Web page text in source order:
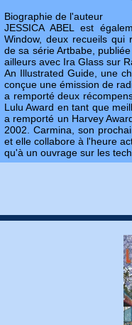
Biographie de l'auteur
JESSICA ABEL est
Window, deux recueils qui
de sa série Artbabe,
ailleurs avec Ira Glass sur
An Illustrated Guide, une
conçue une émission de
a remporté deux
Lulu Award en tant que
a remporté un Harvey
2002. Carmina, son
et elle collabore à l'heure
qu'à un ouvrage sur les